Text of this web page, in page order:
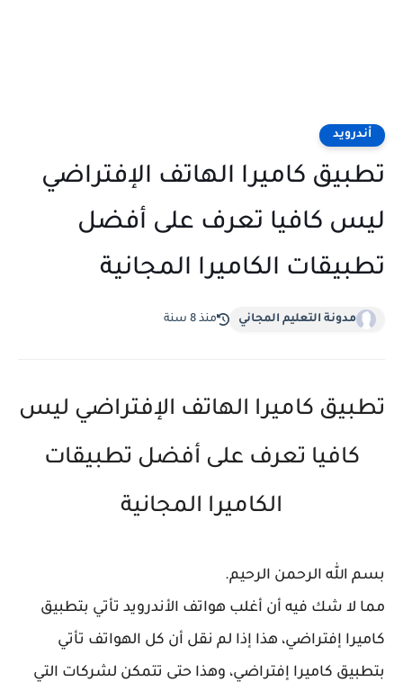
أندرويد
تطبيق كاميرا الهاتف الإفتراضي
ليس كافيا تعرف على أفضل
تطبيقات الكاميرا المجانية
مدونة التعليم المجاني منذ 8 سنة
تطبيق كاميرا الهاتف الإفتراضي ليس
كافيا تعرف على أفضل تطبيقات
الكاميرا المجانية
بسم الله الرحمن الرحيم.
مما لا شك فيه أن أغلب هواتف الأندرويد تأتي بتطبيق
كاميرا إفتراضي، هذا إذا لم نقل أن كل الهواتف تأتي
بتطبيق كاميرا إفتراضي، وهذا حتى تتمكن لشركات التي